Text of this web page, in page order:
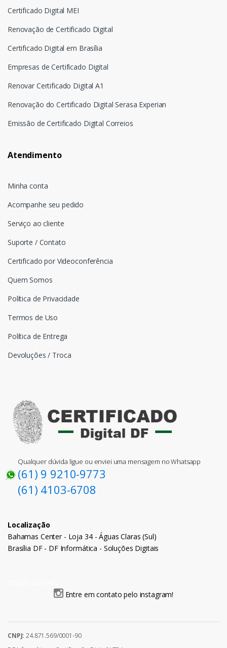
Certificado Digital MEI
Renovação de Certificado Digital
Certificado Digital em Brasília
Empresas de Certificado Digital
Renovar Certificado Digital A1
Renovação do Certificado Digital Serasa Experian
Emissão de Certificado Digital Correios
Atendimento
Minha conta
Acompanhe seu pedido
Serviço ao cliente
Suporte / Contato
Certificado por Videoconferência
Quem Somos
Política de Privacidade
Termos de Uso
Política de Entrega
Devoluções / Troca
Qualquer dúvida ligue ou enviei uma mensagem no Whatsapp
(61) 9 9210-9773
(61) 4103-6708
Localização
Bahamas Center - Loja 34 - Águas Claras (Sul)
Brasília DF - DF Informática - Soluções Digitais
Entre em contato pelo instagram!
CNPJ: 24.871.569/0001-90